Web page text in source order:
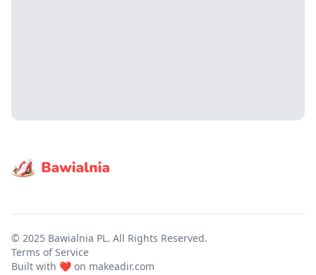
© 2025 Bawialnia PL. All Rights Reserved.
Terms of Service
Built with ❤️ on makeadir.com